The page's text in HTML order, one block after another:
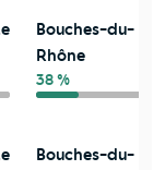
Bouches-du-
Rhône
38 %
Bouches-du-